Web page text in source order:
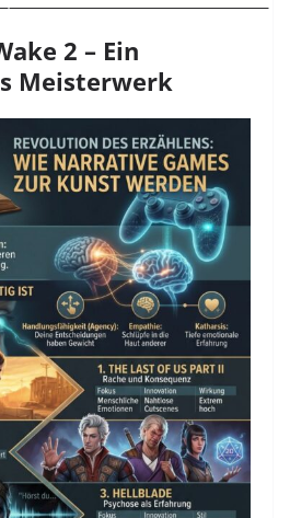
2 – Ein
Meisterwerk